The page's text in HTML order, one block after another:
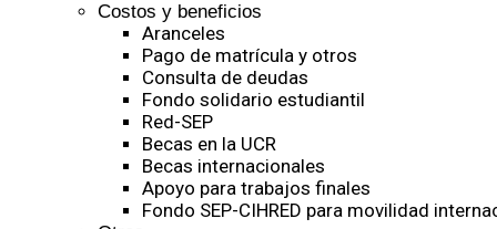
Costos y beneficios
Aranceles
Pago de matrícula y otros
Consulta de deudas
Fondo solidario estudiantil
Red-SEP
Becas en la UCR
Becas internacionales
Apoyo para trabajos finales
Fondo SEP-CIHRED para movilidad